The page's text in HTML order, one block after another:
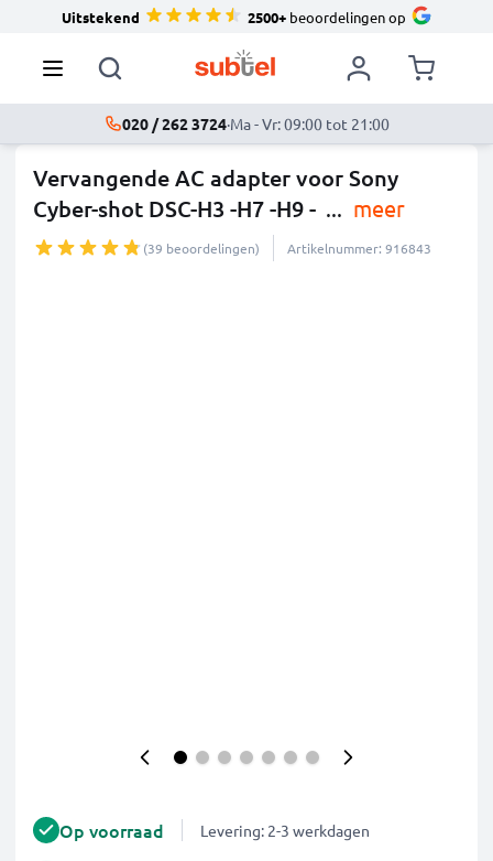
Uitstekend 2500+beoordelingen op
020 / 262 3724·Ma - Vr: 09:00 tot 21:00
Vervangende AC adapter voor Sony
Cyber-shot DSC-H3 -H7 -H9 - ... meer
(39 beoordelingen) Artikelnummer: 916843
Op voorraad Levering: 2-3 werkdagen